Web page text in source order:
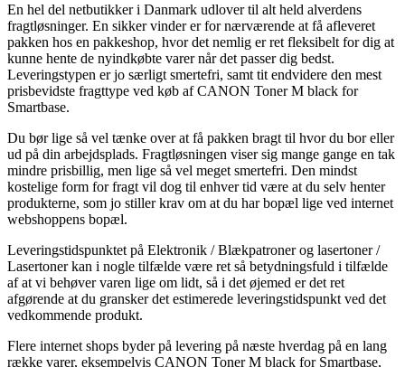
En hel del netbutikker i Danmark udlover til alt held alverdens
fragtløsninger. En sikker vinder er for nærværende at få afleveret
pakken hos en pakkeshop, hvor det nemlig er ret fleksibelt for dig at
kunne hente de nyindkøbte varer når det passer dig bedst.
Leveringstypen er jo særligt smertefri, samt tit endvidere den mest
prisbevidste fragttype ved køb af CANON Toner M black for
Smartbase.
Du bør lige så vel tænke over at få pakken bragt til hvor du bor eller
ud på din arbejdsplads. Fragtløsningen viser sig mange gange en tak
mindre prisbillig, men lige så vel meget smertefri. Den mindst
kostelige form for fragt vil dog til enhver tid være at du selv henter
produkterne, som jo stiller krav om at du har bopæl lige ved internet
webshoppens bopæl.
Leveringstidspunktet på Elektronik / Blækpatroner og lasertoner /
Lasertoner kan i nogle tilfælde være ret så betydningsfuld i tilfælde
af at vi behøver varen lige om lidt, så i det øjemed er det ret
afgørende at du gransker det estimerede leveringstidspunkt ved det
vedkommende produkt.
Flere internet shops byder på levering på næste hverdag på en lang
række varer, eksempelvis CANON Toner M black for Smartbase,